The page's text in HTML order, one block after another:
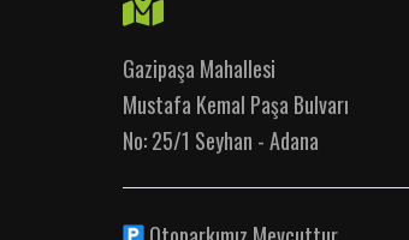
Gazipaşa Mahallesi
Mustafa Kemal Paşa Bulvarı
No: 25/1 Seyhan - Adana